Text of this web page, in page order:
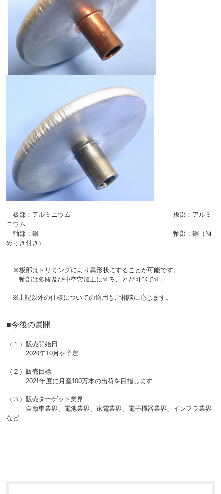
板部：アルミニウム 板部：アルミ
ニウム
軸部：銅 軸部：銅（Ni
めっき付き）
※板部はトリミングにより異形状にすることが可能です。
軸部は多段及び中空穴加工にすることが可能です。
※上記以外の仕様についての適用もご相談に応じます。
■今後の展開
（１）販売開始日
2020年10月を予定
（２）販売目標
2021年度に月産100万本の出荷を目指します
（３）販売ターゲット業界
自動車業界、電池業界、家電業界、電子機器業界、インフラ業界
など